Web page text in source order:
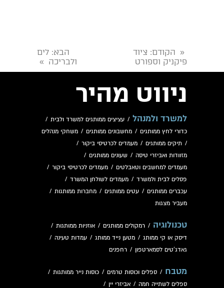
« הקודם: ציוד
פיקניק וספורט
הבא: לים
ולבריכה
»
ניווט מהיר
למשרד ולמנהל / עציצים ממותגים למשרד ולבית /
כדורי לחץ ממותגים / מחשבונים ממותגים / משחקי מנהלים
/ תיקים ממותגים / מעמדים לכרטיסי ביקור /
מזוודות ואביזרי טיסה / שעונים ממותגים /
מעמדים למחשבים וטאבלטים / מעמדים לכרטיסי ביקור /
פסלים לבית ולמשרד / מעמדים לשולחן המשרד /
עכברים ממותגים / עטים ממותגים / מחברות ממותגות /
מעביר מצגות
טכנולוגיה / רמקולים ממותגים / אוזניות ממותגות /
דיסק או קי ממותג / מטען נייד ממותג / עמדות טעינה /
גאדג'טים לסמארטפון / רחפנים
מטבח / ספלים וכוסות טרמים / כוסות נייר ממותגות /
ספלים לשתייה חמה / אביזרי יין /